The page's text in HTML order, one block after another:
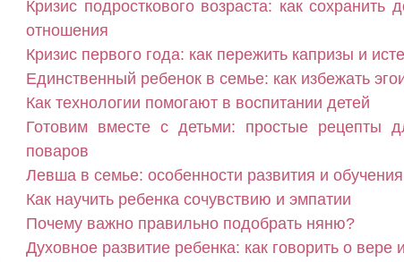
Кризис подросткового возраста: как сохранить
отношения
Кризис первого года: как пережить капризы и
Единственный ребенок в семье: как избежать
Как технологии помогают в воспитании детей
Готовим вместе с детьми: простые рецепты
поваров
Левша в семье: особенности развития и обучения
Как научить ребенка сочувствию и эмпатии
Почему важно правильно подобрать няню?
Духовное развитие ребенка: как говорить о вере